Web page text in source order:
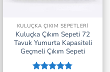
KULUÇKA ÇIKIM SEPETLERI
Kuluçka Çıkım Sepeti 72
Tavuk Yumurta Kapasiteli
Geçmeli Çıkım Sepeti